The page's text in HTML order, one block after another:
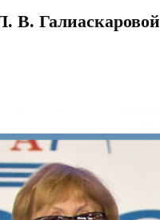
В. Галиаскаровой